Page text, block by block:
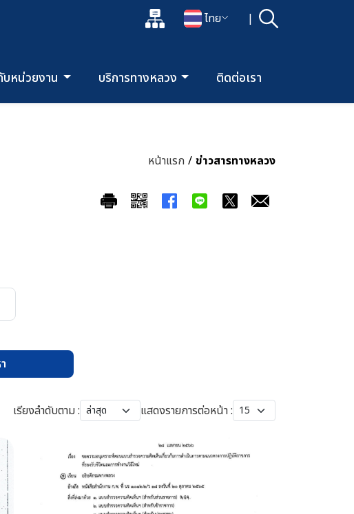
แผนผังเว็บไซต์
เปลี่ยนภาษา
ไทย | ค้นหา
เปิดกล่องค้นหาข้อมูลหลักของเว็บไซต์
บหน่วยงาน บริการทางหลวง ติดต่อเรา
หน้าแรก / ข่าวสารทางหลวง
เรียงลำดับตาม : แสดงรายการต่อหน้า :